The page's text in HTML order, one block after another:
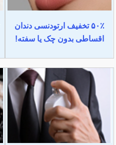
۵۰٪ تخفیف ارتودنسی دندان
اقساطی بدون چک یا سفته!